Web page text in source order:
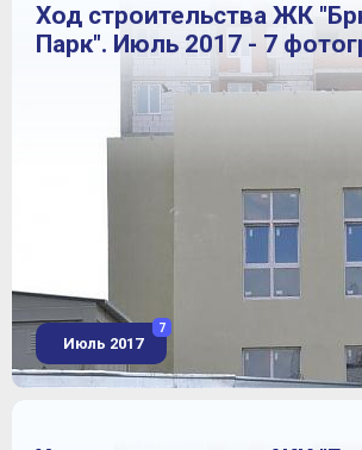
Ход строительства ЖК
Парк". Июль 2017 - 7
Июль 2017
7